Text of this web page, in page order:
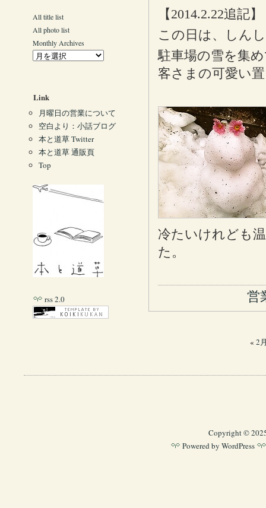
【2014.2.22追記】
この日は、しん
駐車場の雪を集
客さまの可愛い
冷たいけれども
た。
営
« 2
All title list
All photo list
Monthly Archives
Link
月曜日の営業について
空白より：小話ブログ
本と道草 Twitter
本と道草 通販頁
Top
rss 2.0
Copyright ©
Powered by WordPress